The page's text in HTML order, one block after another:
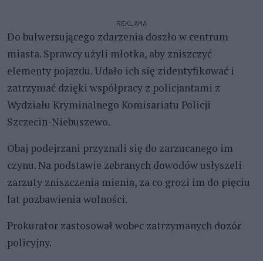
REKLAMA
Do bulwersującego zdarzenia doszło w centrum
miasta. Sprawcy użyli młotka, aby zniszczyć
elementy pojazdu. Udało ich się zidentyfikować i
zatrzymać dzięki współpracy z policjantami z
Wydziału Kryminalnego Komisariatu Policji
Szczecin-Niebuszewo.
Obaj podejrzani przyznali się do zarzucanego im
czynu. Na podstawie zebranych dowodów usłyszeli
zarzuty zniszczenia mienia, za co grozi im do pięciu
lat pozbawienia wolności.
Prokurator zastosował wobec zatrzymanych dozór
policyjny.